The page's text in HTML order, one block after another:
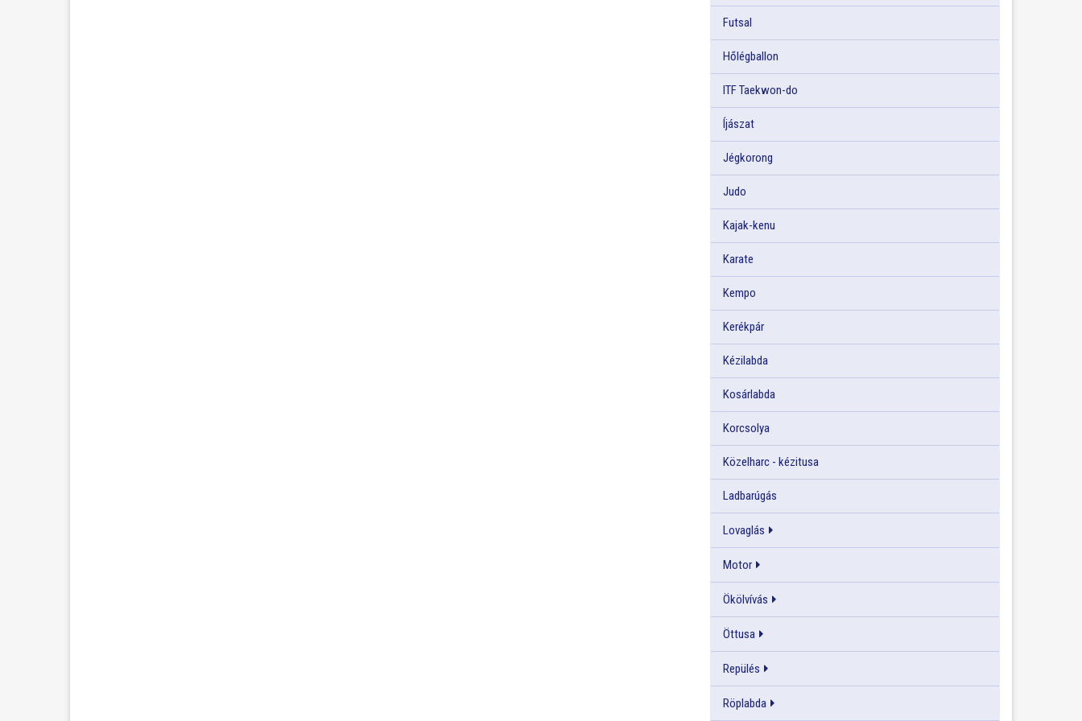
Futsal
Hőlégballon
ITF Taekwon-do
Íjászat
Jégkorong
Judo
Kajak-kenu
Karate
Kempo
Kerékpár
Kézilabda
Kosárlabda
Korcsolya
Közelharc - kézitusa
Ladbarúgás
Lovaglás
Motor
Ökölvívás
Öttusa
Repülés
Röplabda